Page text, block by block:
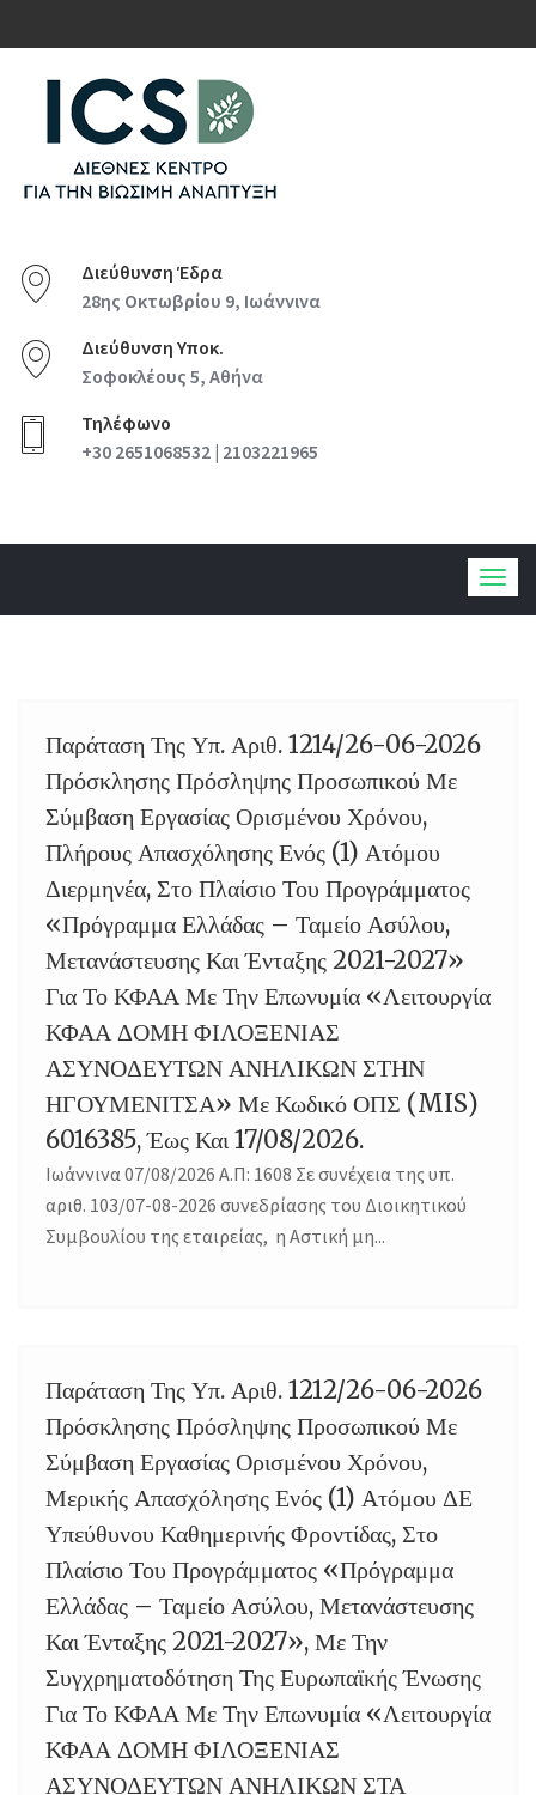
Διεύθυνση Έδρα
28ης Οκτωβρίου 9, Ιωάννινα
Διεύθυνση Υποκ.
Σοφοκλέους 5, Αθήνα
Τηλέφωνο
+30 2651068532 | 2103221965
07
Παράταση Της Υπ. Αριθ. 1214/26-06-2026
Πρόσκλησης Πρόσληψης Προσωπικού Με
Σύμβαση Εργασίας Ορισμένου Χρόνου,
Πλήρους Απασχόλησης Ενός (1) Ατόμου
Διερμηνέα, Στο Πλαίσιο Του Προγράμματος
«Πρόγραμμα Ελλάδας – Ταμείο Ασύλου,
Μετανάστευσης Και Ένταξης 2021-2027»
Για Το ΚΦΑΑ Με Την Επωνυμία «Λειτουργία
ΚΦΑΑ ΔΟΜΗ ΦΙΛΟΞΕΝΙΑΣ
ΑΣΥΝΟΔΕΥΤΩΝ ΑΝΗΛΙΚΩΝ ΣΤΗΝ
ΗΓΟΥΜΕΝΙΤΣΑ» Με Κωδικό ΟΠΣ (MIS)
6016385, Έως Και 17/08/2026.
Ιωάννινα 07/08/2026 Α.Π: 1608 Σε συνέχεια της υπ.
αριθ. 103/07-08-2026 συνεδρίασης του Διοικητικού
Συμβουλίου της εταιρείας, η Αστική μη...
07
Παράταση Της Υπ. Αριθ. 1212/26-06-2026
Πρόσκλησης Πρόσληψης Προσωπικού Με
Σύμβαση Εργασίας Ορισμένου Χρόνου,
Μερικής Απασχόλησης Ενός (1) Ατόμου ΔΕ
Υπεύθυνου Καθημερινής Φροντίδας, Στο
Πλαίσιο Του Προγράμματος «Πρόγραμμα
Ελλάδας – Ταμείο Ασύλου, Μετανάστευσης
Και Ένταξης 2021-2027», Με Την
Συγχρηματοδότηση Της Ευρωπαϊκής Ένωσης
Για Το ΚΦΑΑ Με Την Επωνυμία «Λειτουργία
ΚΦΑΑ ΔΟΜΗ ΦΙΛΟΞΕΝΙΑΣ
ΑΣΥΝΟΔΕΥΤΩΝ ΑΝΗΛΙΚΩΝ ΣΤΑ